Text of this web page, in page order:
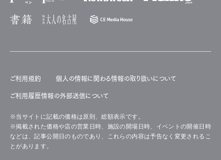
ご利用規約 個人の情報に関わる情報の取り扱いについて
ご利用履歴情報の外部送信について
※当サイトに記載の価格は原則、総額表示です。
※掲載された価格や店の営業日時、施設の開場日時、イベントの開催日時
などは、記事公開日のものであり、これらの内容は予告なく変更されるこ
とがあります。